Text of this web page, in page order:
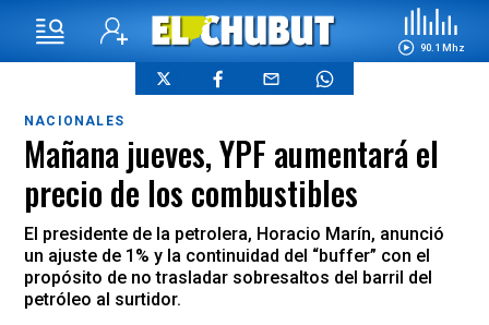
90.1 Mhz
NACIONALES
Mañana jueves, YPF aumentará el
precio de los combustibles
El presidente de la petrolera, Horacio Marín, anunció
un ajuste de 1% y la continuidad del “buffer” con el
propósito de no trasladar sobresaltos del barril del
petróleo al surtidor.